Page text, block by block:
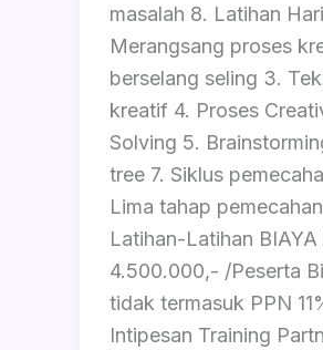
masalah 8. Latihan
Merangsang proses
berselang seling 3.
kreatif 4. Proses
Solving 5.
tree 7. Siklus
Lima tahap
Latihan-Latihan BIAYA
4.500.000,- /Peserta
tidak termasuk PPN
Intipesan Training